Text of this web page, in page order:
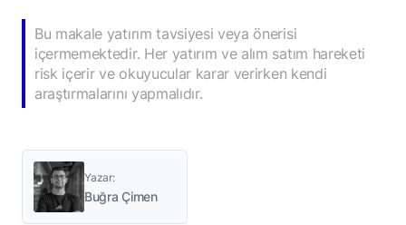
Bu makale yatırım tavsiyesi veya önerisi
içermemektedir. Her yatırım ve alım satım hareketi
risk içerir ve okuyucular karar verirken kendi
araştırmalarını yapmalıdır.
Yazar:
Buğra Çimen